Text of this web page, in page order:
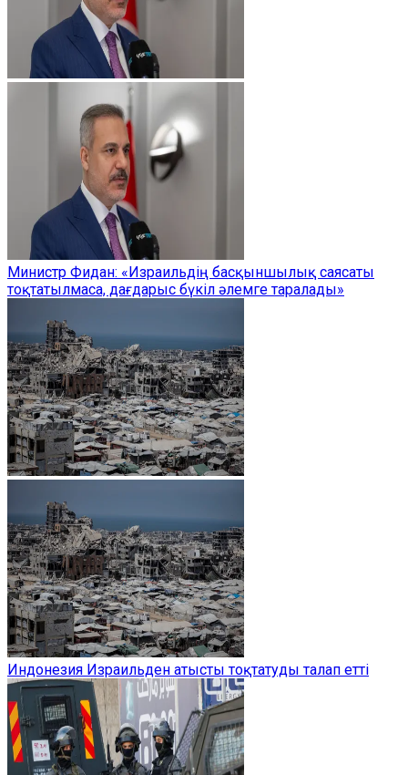
Министр Фидан: «Израильдің басқыншылық саясаты
тоқтатылмаса, дағдарыс бүкіл әлемге таралады»
Индонезия Израильден атысты тоқтатуды талап етті